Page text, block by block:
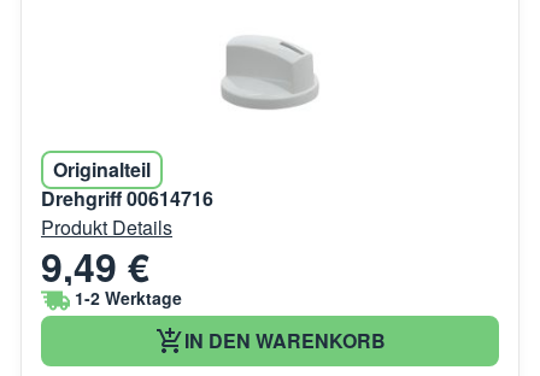
Originalteil
Drehgriff 00614716
Produkt Details
9,49 €
1-2 Werktage
IN DEN WARENKORB